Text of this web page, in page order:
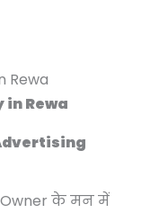
Rewa
के मन में